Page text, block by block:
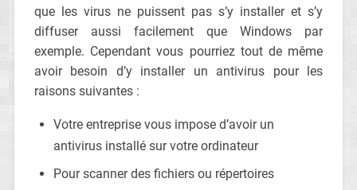
que les virus ne puissent pas s’y installer et s’y
diffuser aussi facilement que Windows par
exemple. Cependant vous pourriez tout de même
avoir besoin d’y installer un antivirus pour les
raisons suivantes :
Votre entreprise vous impose d’avoir un
antivirus installé sur votre ordinateur
Pour scanner des fichiers ou répertoires